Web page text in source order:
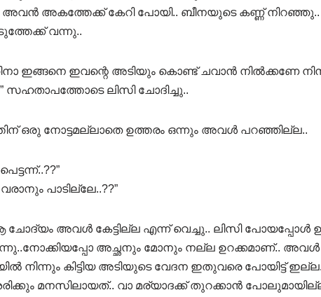
അകത്തേക്ക് കേറി പോയി.. ബീനയുടെ കണ്ണ് നിറഞ്ഞു..
വന്നു..
ഇങ്ങനെ ഇവന്റെ അടിയും കൊണ്ട് ചവാൻ നിൽക്കണേ
സഹതാപത്തോടെ ലിസി ചോദിച്ചു..
ഒരു നോട്ടമല്ലാതെ ഉത്തരം ഒന്നും അവൾ പറഞ്ഞില്ല..
പാടില്ലേ..??”
അവൾ കേട്ടില്ല എന്ന് വെച്ചു.. ലിസി പോയപ്പോൾ
അച്ഛനും മോനും നല്ല ഉറക്കമാണ്.. അവൾ
നിന്നും കിട്ടിയ അടിയുടെ വേദന ഇതുവരെ പോയിട്ട്
മനസിലായത്.. വാ മര്യാദക്ക് തുറക്കാൻ